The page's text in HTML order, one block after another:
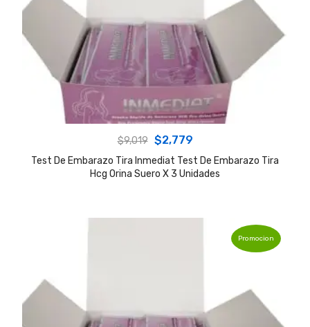
$9,019 Original
price
was:
$2,779Current
price
is:
Test De Embarazo Tira Inmediat Test De Embarazo Tira
Hcg Orina Suero X 3 Unidades
Promocion